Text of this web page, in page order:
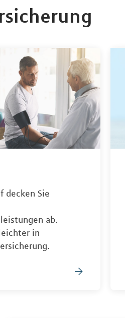
decken Sie
ab.
in